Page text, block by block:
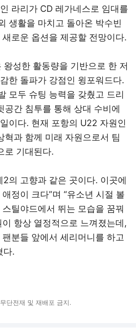
라리가 CD 레가네스로 임대를
생활을 마치고 돌아온 박수빈
로운 옵션을 제공할 전망이다.
성한 활동량을 기반으로 한 저
한 돌파가 강점인 윙포워드다.
모두 슈팅 능력을 갖췄고 드리
공간 침투를 통해 상대 수비에
이다. 현재 포항의 U22 자원인
혁과 함께 미래 자원으로서 팀
로 기대된다.
2의 고향과 같은 곳이다. 이곳에
정이 크다”며 “유소년 시절 볼
틸야드에서 뛰는 모습을 꿈꿔
항상 열정적으로 느껴졌는데,
분들 앞에서 세리머니를 하고
다.
단전재 및 재배포 금지.